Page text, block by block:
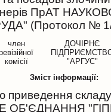
ПрАТ
(Протокол № 1/
член
комісії
ДОЧІРНЄ
"АРГУС"
Зміст інформації:
складу